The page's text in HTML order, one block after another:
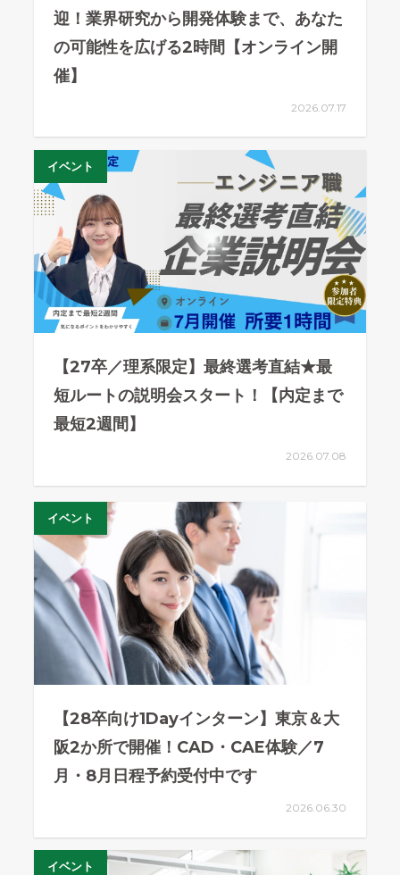
迎！業界研究から開発体験まで、あなた
の可能性を広げる2時間【オンライン開
催】
2026.07.17
イベント
【27卒／理系限定】最終選考直結★最
短ルートの説明会スタート！【内定まで
最短2週間】
2026.07.08
イベント
【28卒向け1Dayインターン】東京＆大
阪2か所で開催！CAD・CAE体験／7
月・8月日程予約受付中です
2026.06.30
イベント